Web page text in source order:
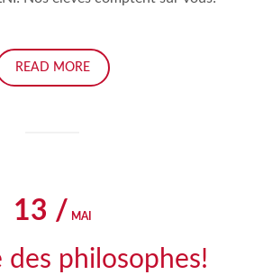
READ MORE
13 / MAI
des philosophes!